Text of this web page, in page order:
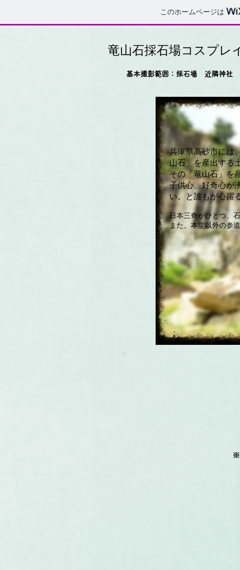
このホームページは
竜山石採石場コスプ
基本撮影範囲：採石場 近隣神社
兵庫県高砂市には
山石」を産出する
その「竜山石」を
子供心、好奇心が
い。と誰もが心躍
日本三奇がひとつ、
また、本堂以外の参
※